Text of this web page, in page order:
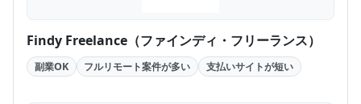
Findy Freelance（ファインディ・フリーランス）
副業OK フルリモート案件が多い 支払いサイトが短い